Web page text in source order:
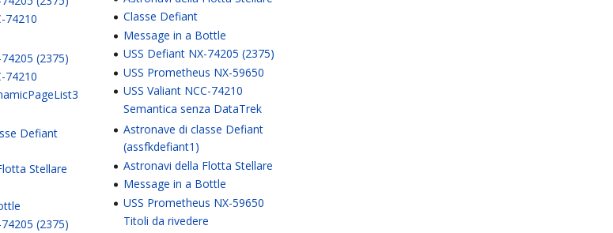
74210
(2375)
74210
Defiant
Stellare
(2375)
Classe Defiant
Message in a Bottle
USS Defiant NX-74205 (2375)
USS Prometheus NX-59650
USS Valiant NCC-74210
Semantica senza DataTrek
Astronave di classe Defiant
(assfkdefiant1)
Astronavi della Flotta Stellare
Message in a Bottle
USS Prometheus NX-59650
Titoli da rivedere